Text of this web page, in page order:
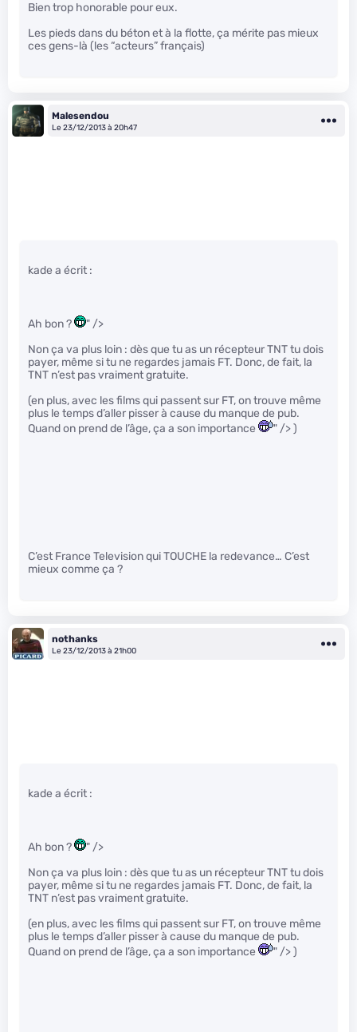
Bien trop honorable pour eux.
Les pieds dans du béton et à la flotte, ça mérite pas mieux
ces gens-là (les “acteurs” français)
Malesendou
Le 23/12/2013 à 20h47
kade a écrit :
Ah bon ?
" />
Non ça va plus loin : dès que tu as un récepteur TNT tu dois
payer, même si tu ne regardes jamais FT. Donc, de fait, la
TNT n’est pas vraiment gratuite.
(en plus, avec les films qui passent sur FT, on trouve même
plus le temps d’aller pisser à cause du manque de pub.
Quand on prend de l’âge, ça a son importance
" /> )
C’est France Television qui TOUCHE la redevance… C’est
mieux comme ça ?
nothanks
Le 23/12/2013 à 21h00
kade a écrit :
Ah bon ?
" />
Non ça va plus loin : dès que tu as un récepteur TNT tu dois
payer, même si tu ne regardes jamais FT. Donc, de fait, la
TNT n’est pas vraiment gratuite.
(en plus, avec les films qui passent sur FT, on trouve même
plus le temps d’aller pisser à cause du manque de pub.
Quand on prend de l’âge, ça a son importance
" /> )